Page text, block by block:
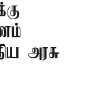
அரசு